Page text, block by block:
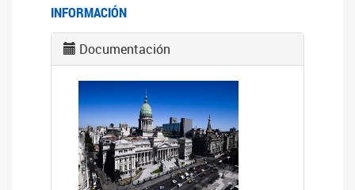
INFORMACIÓN
Documentación